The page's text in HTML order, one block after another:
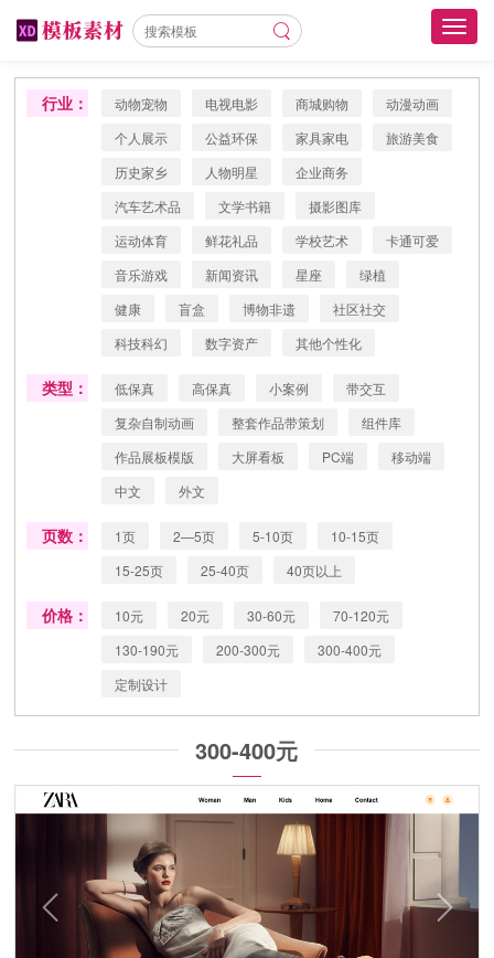
行业： 动物宠物 电视电影 商城购物
动漫动画
个人展示
公益环保 家具家电
旅游美食
历史家乡
人物明星
企业商务
汽车艺术品
文学书籍
摄影图库
运动体育
鲜花礼品 学校艺术
卡通可爱
音乐游戏
新闻资讯 星座
绿植
健康
盲盒 博物非遗
社区社交
科技科幻
数字资产 其他个性化
类型： 低保真 高保真 小案例
带交互
复杂自制动画
整套作品带策划
组件库
作品展板模版
大屏看板 PC端
移动端
中文
外文
页数： 1页 2—5页 5-10页
10-15页
15-25页
25-40页 40页以上
价格： 10元 20元 30-60元
70-120元
130-190元
200-300元
300-400元
定制设计
300-400元